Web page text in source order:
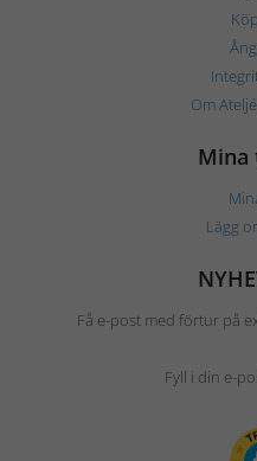
Om
Mina
Lägg
Få e-post med förtur på
Fyll i din e-